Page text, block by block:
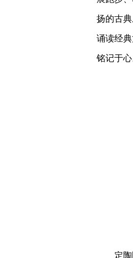
扬的古
诵读经
铭记于心
定陶区